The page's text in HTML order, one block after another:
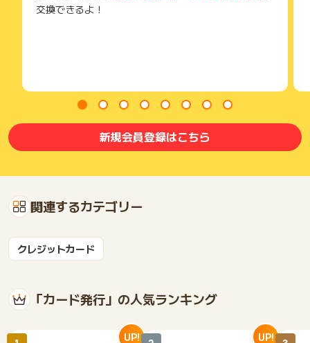
交換できるよ！
新規会員登録はこちら
関連するカテゴリー
クレジットカード
「カード発行」の人気ランキング
UP! UP!